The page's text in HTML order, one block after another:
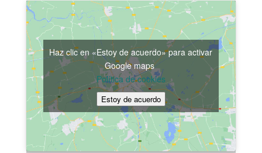
Haz clic en «Estoy de acuerdo» para activar
Google maps
Política de cookies
Estoy de acuerdo